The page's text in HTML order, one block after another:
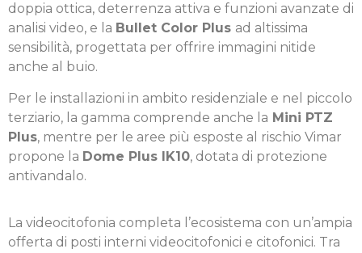
doppia ottica, deterrenza attiva e funzioni avanzate di
analisi video, e la Bullet Color Plus ad altissima
sensibilità, progettata per offrire immagini nitide
anche al buio.
Per le installazioni in ambito residenziale e nel piccolo
terziario, la gamma comprende anche la Mini PTZ
Plus, mentre per le aree più esposte al rischio Vimar
propone la Dome Plus IK10, dotata di protezione
antivandalo.
La videocitofonia completa l’ecosistema con un’ampia
offerta di posti interni videocitofonici e citofonici. Tra